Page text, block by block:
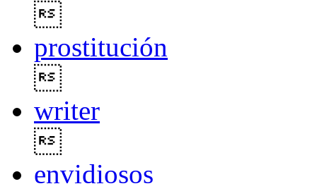
prostitución
writer
envidiosos